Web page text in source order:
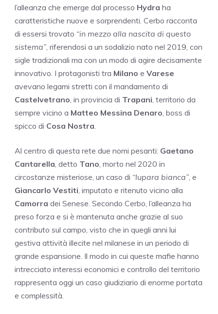
l’alleanza che emerge dal processo Hydra ha
caratteristiche nuove e sorprendenti. Cerbo racconta
di essersi trovato “in mezzo alla nascita di questo
sistema”, riferendosi a un sodalizio nato nel 2019, con
sigle tradizionali ma con un modo di agire decisamente
innovativo. I protagonisti tra Milano e Varese
avevano legami stretti con il mandamento di
Castelvetrano, in provincia di Trapani, territorio da
sempre vicino a Matteo Messina Denaro, boss di
spicco di Cosa Nostra.
Al centro di questa rete due nomi pesanti: Gaetano
Cantarella, detto Tano, morto nel 2020 in
circostanze misteriose, un caso di “lupara bianca”, e
Giancarlo Vestiti, imputato e ritenuto vicino alla
Camorra dei Senese. Secondo Cerbo, l’alleanza ha
preso forza e si è mantenuta anche grazie al suo
contributo sul campo, visto che in quegli anni lui
gestiva attività illecite nel milanese in un periodo di
grande espansione. Il modo in cui queste mafie hanno
intrecciato interessi economici e controllo del territorio
rappresenta oggi un caso giudiziario di enorme portata
e complessità.